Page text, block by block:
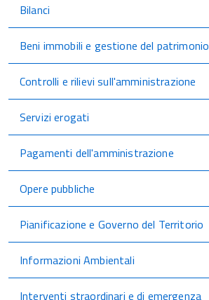
Bilanci
Beni immobili e gestione del patrimonio
Controlli e rilievi sull'amministrazione
Servizi erogati
Pagamenti dell'amministrazione
Opere pubbliche
Pianificazione e Governo del Territorio
Informazioni Ambientali
Interventi straordinari e di emergenza